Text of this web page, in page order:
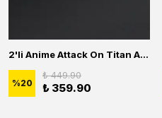
2'li Anime Attack On Titan Acrylic Maria Anime Naruto Erkek Kadın Kolye Seti
%20
₺ 449.90
₺ 359.90